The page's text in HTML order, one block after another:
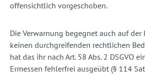
offensichtlich vorgeschoben.
Die Verwarnung begegnet auch auf der
keinen durchgreifenden rechtlichen
hat das ihr nach Art. 58 Abs. 2 DSGVO
Ermessen fehlerfrei ausgeübt (§ 114